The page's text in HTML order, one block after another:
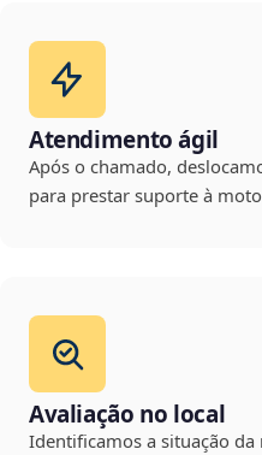
Atendimento ágil
Após o chamado,
para prestar suporte à
Avaliação no local
Identificamos a situação